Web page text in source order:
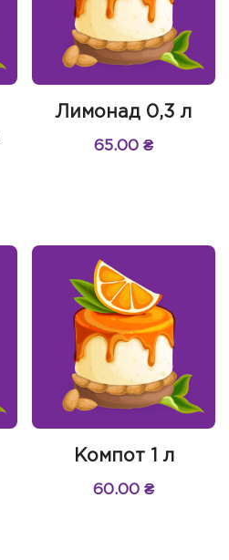
Лимонад 0,3 л
65.00₴
Компот 1 л
60.00₴